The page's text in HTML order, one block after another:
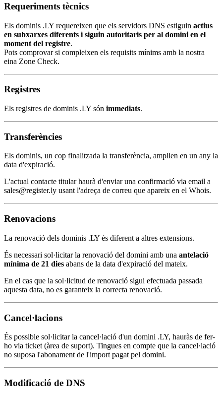
Requeriments tècnics
Els dominis .LY requereixen que els servidors DNS estiguin actius
en subxarxes diferents i siguin autoritaris per al domini en el
moment del registre.
Pots comprovar si compleixen els requisits mínims amb la nostra
eina Zone Check.
Registres
Els registres de dominis .LY són immediats.
Transferències
Els dominis, un cop finalitzada la transferència, amplien en un any la
data d'expiració.
L'actual contacte titular haurà d'enviar una confirmació via email a
sales@register.ly usant l'adreça de correu que apareix en el Whois.
Renovacions
La renovació dels dominis .LY és diferent a altres extensions.
És necessari sol·licitar la renovació del domini amb una antelació
mínima de 21 dies abans de la data d'expiració del mateix.
En el cas que la sol·licitud de renovació sigui efectuada passada
aquesta data, no es garanteix la correcta renovació.
Cancel·lacions
És possible sol·licitar la cancel·lació d'un domini .LY, hauràs de fer-
ho via ticket (àrea de suport). Tingues en compte que la cancel·lació
no suposa l'abonament de l'import pagat pel domini.
Modificació de DNS